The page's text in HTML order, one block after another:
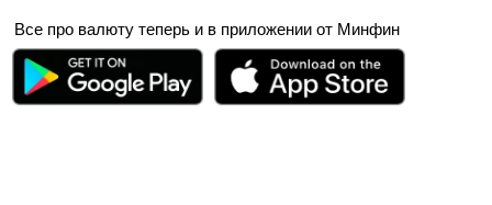
Все про валюту теперь и в приложении от Минфин